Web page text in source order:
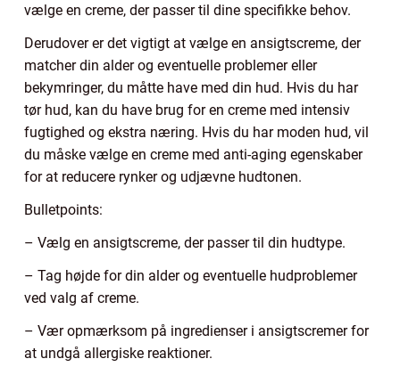
vælge en creme, der passer til dine specifikke behov.
Derudover er det vigtigt at vælge en ansigtscreme, der
matcher din alder og eventuelle problemer eller
bekymringer, du måtte have med din hud. Hvis du har
tør hud, kan du have brug for en creme med intensiv
fugtighed og ekstra næring. Hvis du har moden hud, vil
du måske vælge en creme med anti-aging egenskaber
for at reducere rynker og udjævne hudtonen.
Bulletpoints:
– Vælg en ansigtscreme, der passer til din hudtype.
– Tag højde for din alder og eventuelle hudproblemer
ved valg af creme.
– Vær opmærksom på ingredienser i ansigtscremer for
at undgå allergiske reaktioner.